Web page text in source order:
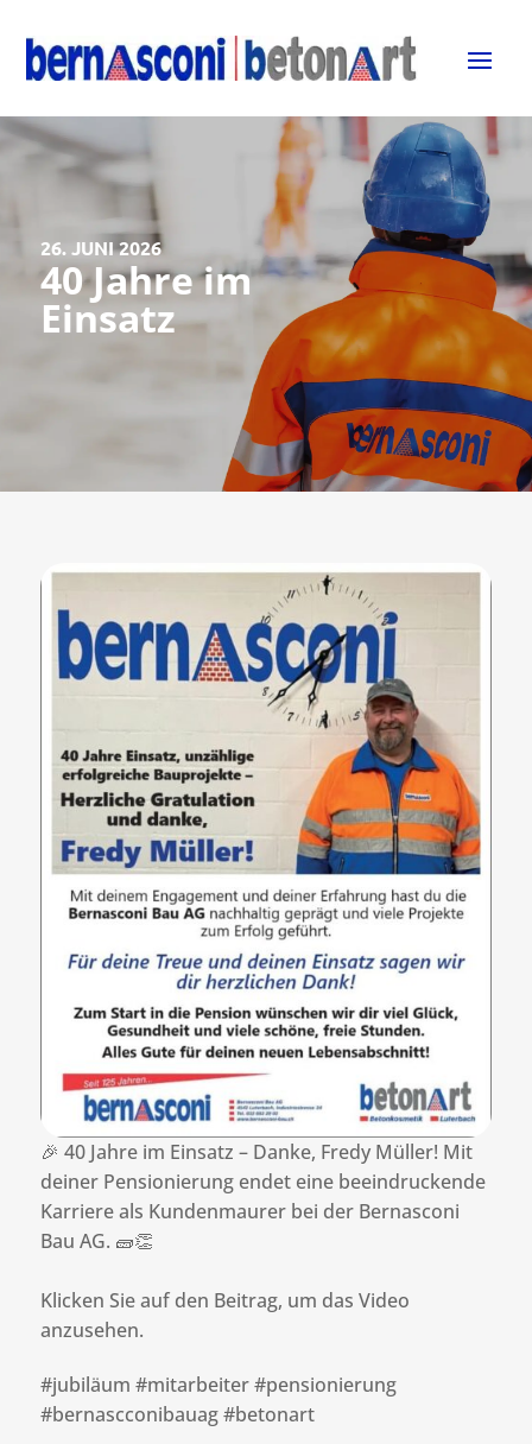
26. JUNI 2026
40 Jahre im
Einsatz
🎉 40 Jahre im Einsatz – Danke, Fredy Müller! Mit
deiner Pensionierung endet eine beeindruckende
Karriere als Kundenmaurer bei der Bernasconi
Bau AG. 🧱👏
Klicken Sie auf den Beitrag, um das Video
anzusehen.
#jubiläum #mitarbeiter #pensionierung
#bernascconibauag #betonart